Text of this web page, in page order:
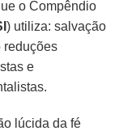
o Compêndio
) utiliza: salvação
reduções
e
lúcida da fé